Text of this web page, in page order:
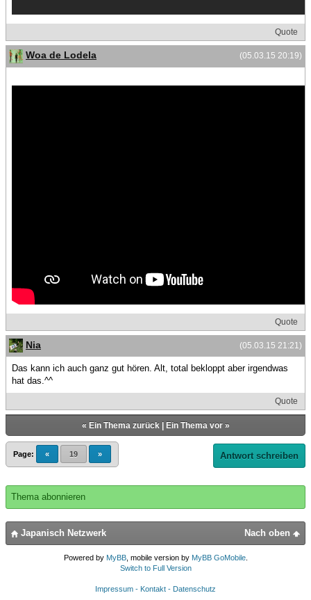
Quote
(05.03.15 20:19)
Woa de Lodela
Quote
(05.03.15 21:21)
Nia
Das kann ich auch ganz gut hören. Alt, total bekloppt aber irgendwas
hat das.^^
Quote
« Ein Thema zurück| Ein Thema vor»
Page: « 19 » Antwort schreiben
Thema abonnieren
Nach oben
Japanisch Netzwerk
Powered by MyBB, mobile version by MyBB GoMobile.
Switch to Full Version
Impressum - Kontakt - Datenschutz